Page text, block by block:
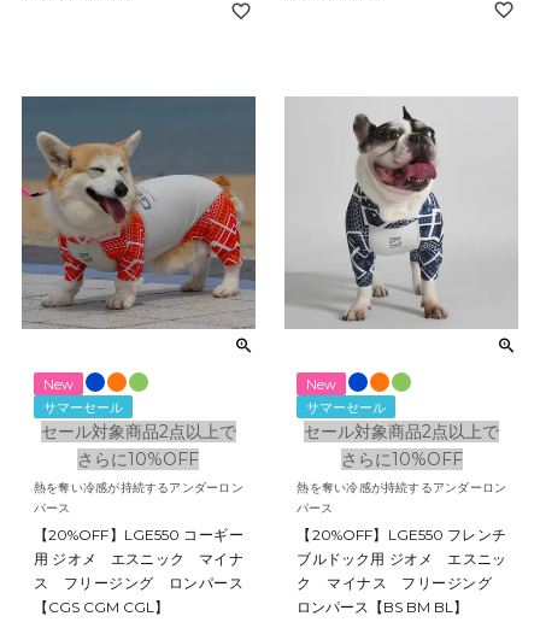
New
サマーセール
セール対象商品2点以上で
さらに10%OFF
熱を奪い冷感が持続するアンダーロン
パース
【20%OFF】LGE550 コーギー
用 ジオメ エスニック マイナ
ス フリージング ロンパース
【CGS CGM CGL】
New
サマーセール
セール対象商品2点以上で
さらに10%OFF
熱を奪い冷感が持続するアンダーロン
パース
【20%OFF】LGE550 フレンチ
ブルドック用 ジオメ エスニッ
ク マイナス フリージング
ロンパース【BS BM BL】